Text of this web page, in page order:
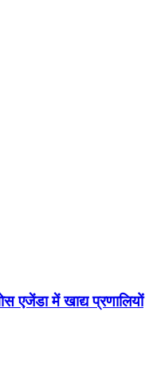
एजेंडा में खाद्य प्रणालियों